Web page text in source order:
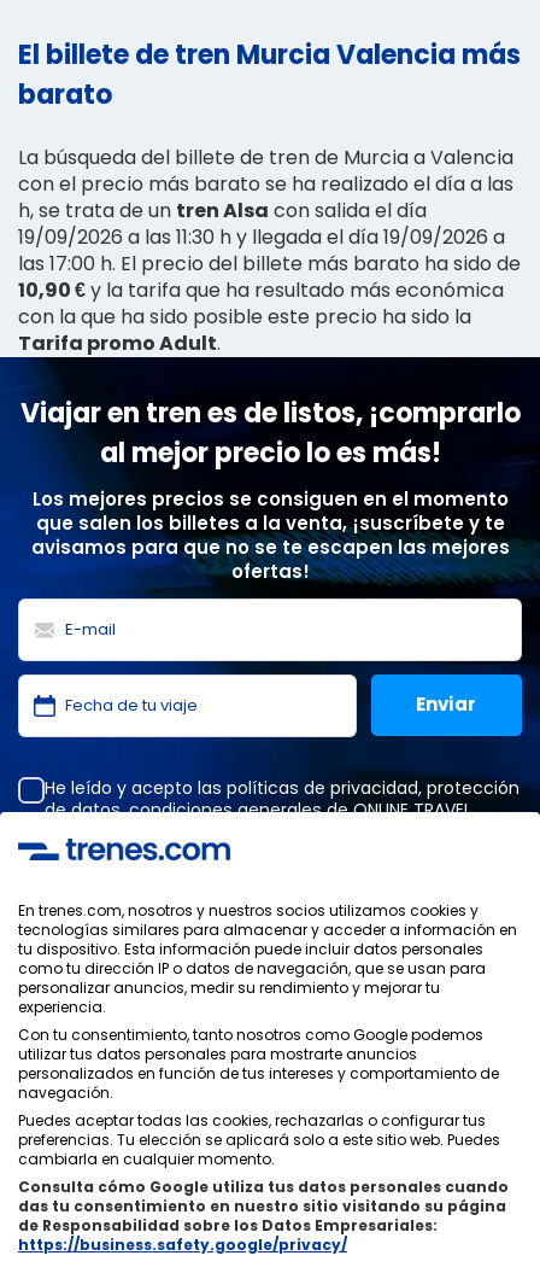
El billete de tren Murcia Valencia más
barato
La búsqueda del billete de tren de Murcia a Valencia
con el precio más barato se ha realizado el día a las
h, se trata de un tren Alsa con salida el día
19/09/2026 a las 11:30 h y llegada el día 19/09/2026 a
las 17:00 h. El precio del billete más barato ha sido de
10,90 €y la tarifa que ha resultado más económica
con la que ha sido posible este precio ha sido la
Tarifa promo Adult.
Viajar en tren es de listos, ¡comprarlo
al mejor precio lo es más!
Los mejores precios se consiguen en el momento
que salen los billetes a la venta, ¡suscríbete y te
avisamos para que no se te escapen las mejores
ofertas!
He leído y acepto las políticas de privacidad, protección
de datos,condiciones generalesde ONLINE TRAVEL
Política de Privacidad
Condiciones Generales
Política de Cookies
Aviso Legal
Quiénes Somos ixigo
Copyright © Trenes.com. Todos los derechos reservados.
En trenes.com, nosotros y nuestros socios utilizamos cookies y
tecnologías similares para almacenar y acceder a información en
tu dispositivo. Esta información puede incluir datos personales
como tu dirección IP o datos de navegación, que se usan para
personalizar anuncios, medir su rendimiento y mejorar tu
experiencia.
Con tu consentimiento, tanto nosotros como Google podemos
utilizar tus datos personales para mostrarte anuncios
personalizados en función de tus intereses y comportamiento de
navegación.
Puedes aceptar todas las cookies, rechazarlas o configurar tus
preferencias. Tu elección se aplicará solo a este sitio web. Puedes
cambiarla en cualquier momento.
Consulta cómo Google utiliza tus datos personales cuando
das tu consentimiento en nuestro sitio visitando su página
de Responsabilidad sobre los Datos Empresariales:
https://business.safety.google/privacy/